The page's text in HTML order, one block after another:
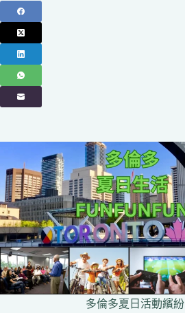
多倫多夏日活動繽紛